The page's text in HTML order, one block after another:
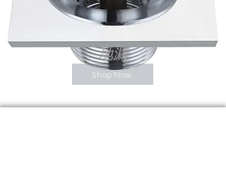
地漏
Shop Now